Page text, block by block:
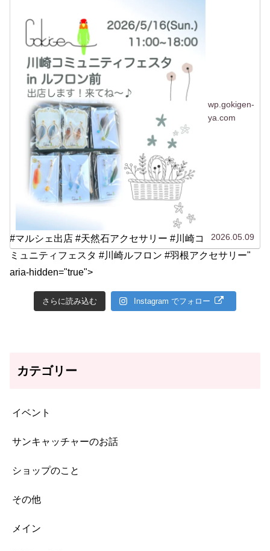
wp.gokigen-
ya.com
2026.05.09
#マルシェ出店 #天然石アクセサリー #川崎コ
ミュニティフェスタ #川崎ルフロン #羽根アクセサリー"
aria-hidden="true">
さらに読み込む Instagram でフォロー
カテゴリー
イベント
サンキャッチャーのお話
ショップのこと
その他
メイン